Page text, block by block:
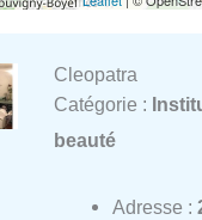
Cleopatra
Catégorie :
beauté
Adresse :